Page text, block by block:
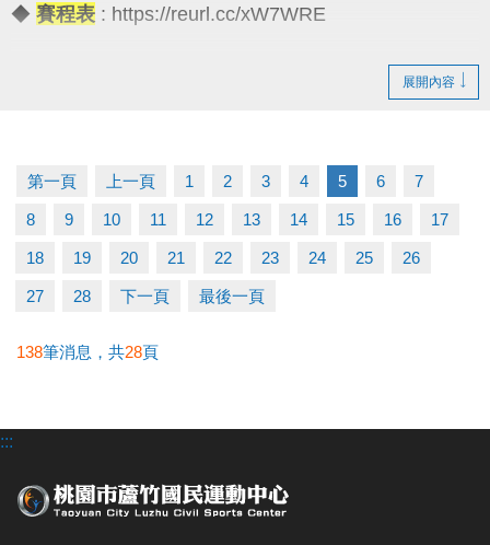
◆ 賽程表 : https://reurl.cc/xW7WRE
（一）報名請攜帶學生證為憑，不可降級參加。
（三）超過比賽時間 3 分鐘未出賽者，以棄權論（以
大會掛鐘為準）。
（四）為使比賽順利進行，大會有權調度場地安排及
出場順序，不得異議。
解釋等權利。
展開內容
第一頁 上一頁 1 2 3 4 5 6 7
8 9 10 11 12 13 14 15 16 17
18 19 20 21 22 23 24 25 26
27 28 下一頁 最後一頁
138筆消息，共28頁
:::